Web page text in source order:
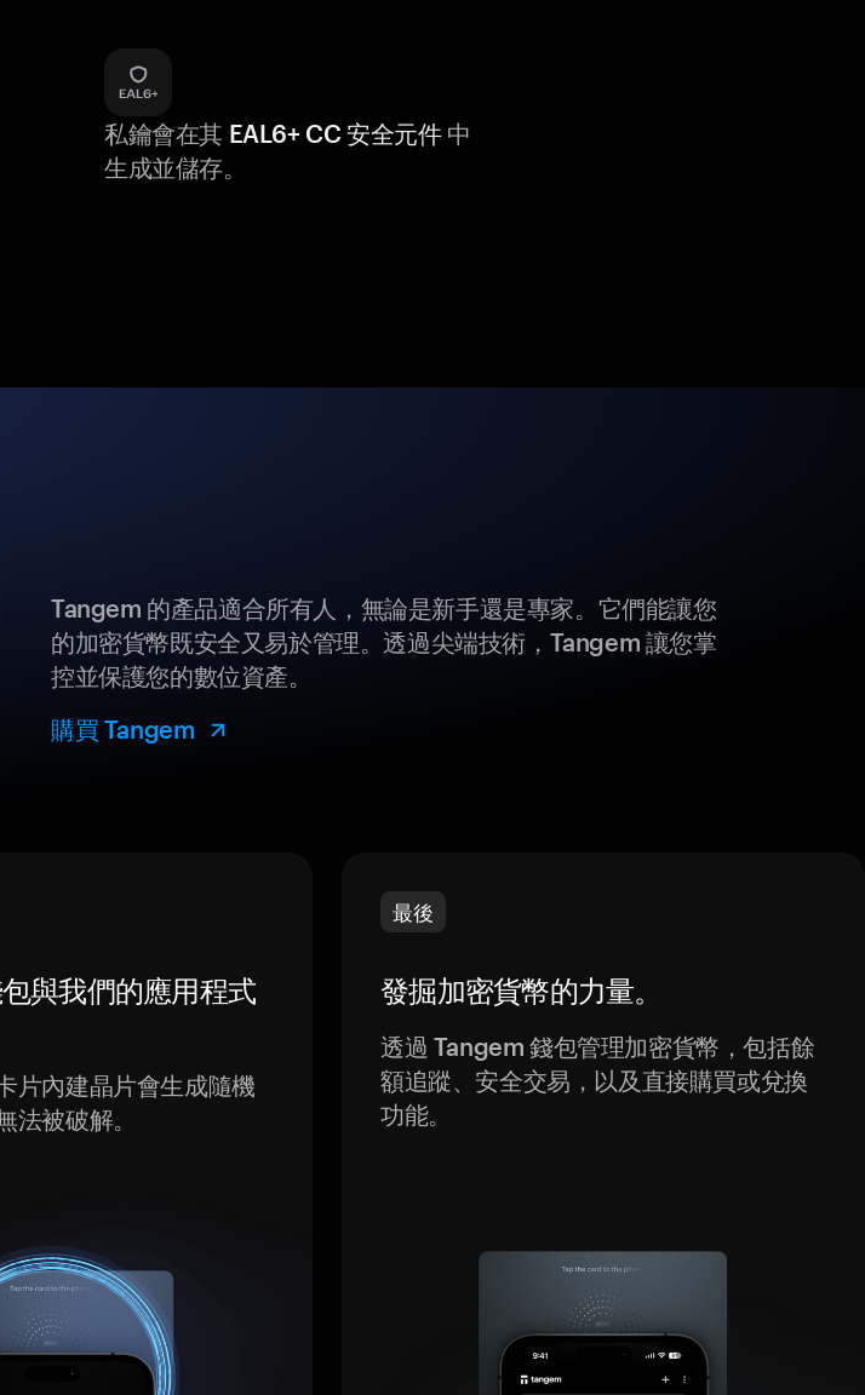
私鑰會在其 EAL6+ CC 安全元件中
生成並儲存。
Tangem 的產品適合所有人，無論是新手還是專家。它們能讓您
的加密貨幣既安全又易於管理。透過尖端技術，Tangem 讓您掌
控並保護您的數位資產。
購買 Tangem
與我們的應用程式
片內建晶片會生成隨機
法被破解。
最後
發掘加密貨幣的力量。
透過 Tangem 錢包管理加密貨幣，包括餘
額追蹤、安全交易，以及直接購買或兌換
功能。